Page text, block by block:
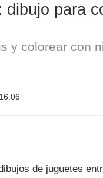
para
y colorear con
de juguetes